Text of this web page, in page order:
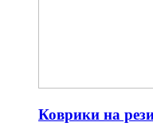
Коврики на